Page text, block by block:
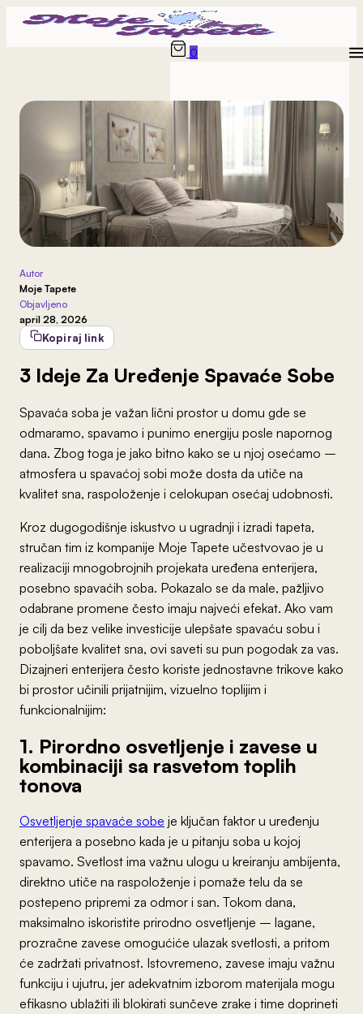
0
Nema proizvoda u korpi.
Autor
Moje Tapete
Objavljeno
april 28, 2026
Kopiraj link
3 Ideje Za Uređenje Spavaće Sobe
Spavaća soba je važan lični prostor u domu gde se
odmaramo, spavamo i punimo energiju posle napornog
dana. Zbog toga je jako bitno kako se u njoj osećamo –
atmosfera u spavaćoj sobi može dosta da utiče na
kvalitet sna, raspoloženje i celokupan osećaj udobnosti.
Kroz dugogodišnje iskustvo u ugradnji i izradi tapeta,
stručan tim iz kompanije Moje Tapete učestvovao je u
realizaciji mnogobrojnih projekata uređena enterijera,
posebno spavaćih soba. Pokazalo se da male, pažljivo
odabrane promene često imaju najveći efekat. Ako vam
je cilj da bez velike investicije ulepšate spavaću sobu i
poboljšate kvalitet sna, ovi saveti su pun pogodak za vas.
Dizajneri enterijera često koriste jednostavne trikove kako
bi prostor učinili prijatnijim, vizuelno toplijim i
funkcionalnijim:
1. Pirordno osvetljenje i zavese u
kombinaciji sa rasvetom toplih
tonova
Osvetljenje spavaće sobe je ključan faktor u uređenju
enterijera a posebno kada je u pitanju soba u kojoj
spavamo. Svetlost ima važnu ulogu u kreiranju ambijenta,
direktno utiče na raspoloženje i pomaže telu da se
postepeno pripremi za odmor i san. Tokom dana,
maksimalno iskoristite prirodno osvetljenje – lagane,
prozračne zavese omogućiće ulazak svetlosti, a pritom
će zadržati privatnost. Istovremeno, zavese imaju važnu
funkciju i ujutru, jer adekvatnim izborom materijala mogu
efikasno ublažiti ili blokirati sunčeve zrake i time doprineti